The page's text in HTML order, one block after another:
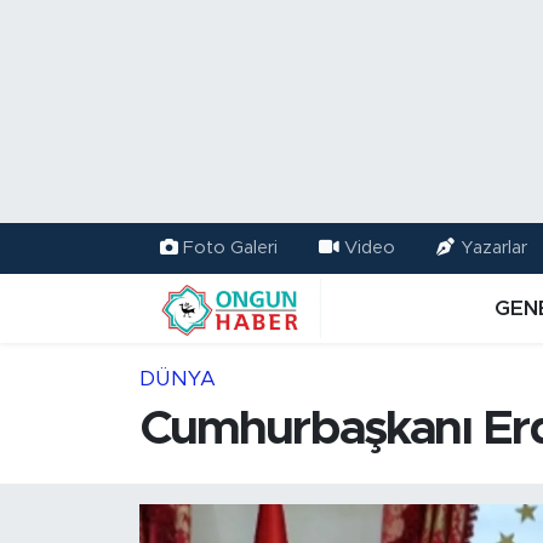
Foto Galeri Video Yazarlar
DÜNYA
Cumhurbaşkanı
Trafik Durumu
TFF 2.Lig Kırmızı Grup Puan Durumu ve Fikstür
Haber Arşivi